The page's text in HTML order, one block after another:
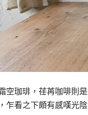
空珈琲，荏苒咖啡則
乍看之下頗有感嘆光